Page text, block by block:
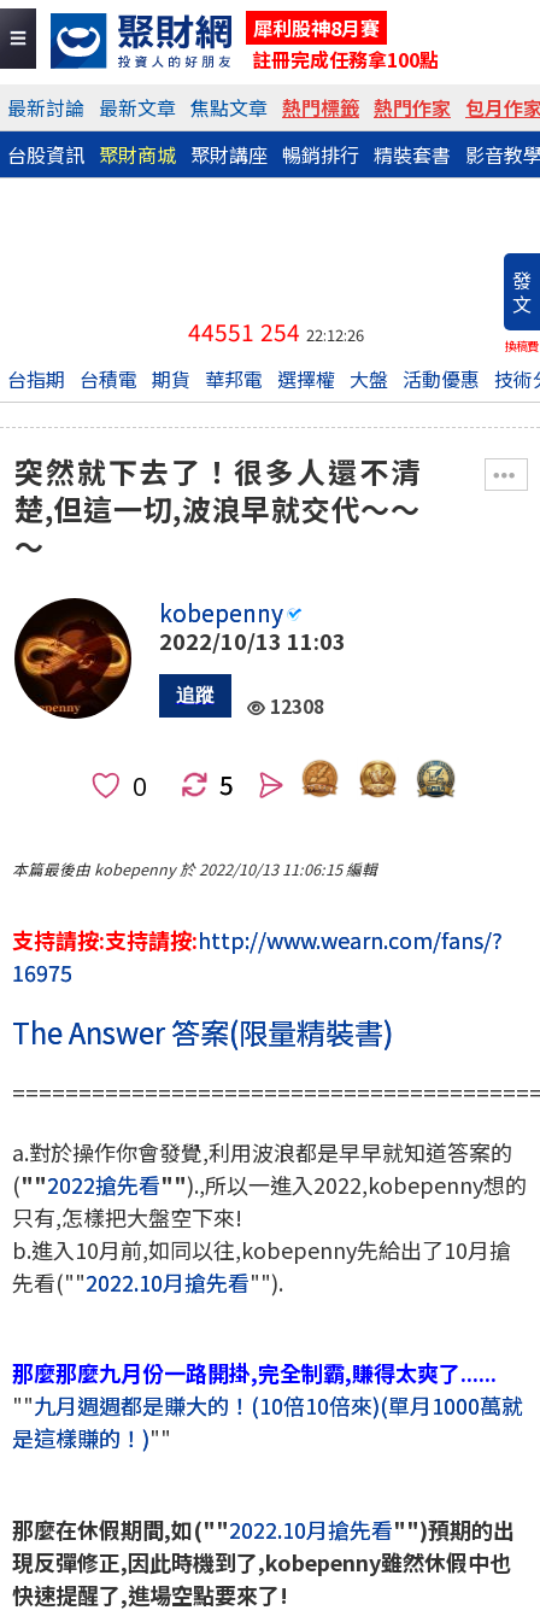
犀利股神8月賽
註冊完成任務拿100點
最新討論 最新文章 焦點文章 熱門標籤 熱門作家 包月作
台股資訊 聚財商城 聚財講座 暢銷排行 精裝套書 影音教
發
文
換稿費
44551 254 22:12:26
台指期 台積電 期貨 華邦電 選擇權 大盤 活動優惠 技術
突然就下去了！很多人還不清
楚,但這一切,波浪早就交代～～
～
kobepenny
2022/10/13 11:03
12308
5
本篇最後由 kobepenny 於 2022/10/13 11:06:15 編輯
支持請按:支持請按:http://www.wearn.com/fans/?
16975
The Answer 答案(限量精裝書)
a.對於操作你會發覺,利用波浪都是早早就知道答案的
(""2022搶先看"").,所以一進入2022,kobepenny想的
只有,怎樣把大盤空下來!
b.進入10月前,如同以往,kobepenny先給出了10月搶
先看(""2022.10月搶先看"").
那麼那麼九月份一路開掛,完全制霸,賺得太爽了......
""九月週週都是賺大的！(10倍10倍來)(單月1000萬就
是這樣賺的！)""
那麼在休假期間,如(""2022.10月搶先看"")預期的出
現反彈修正,因此時機到了,kobepenny雖然休假中也
快速提醒了,進場空點要來了!